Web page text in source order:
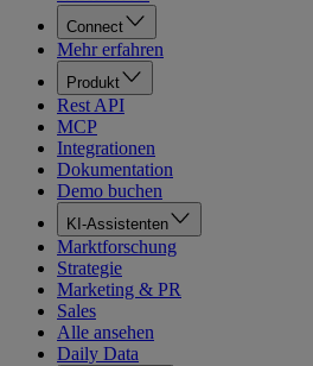
Connect
Mehr erfahren
Produkt
Rest API
MCP
Integrationen
Dokumentation
Demo buchen
KI-Assistenten
Marktforschung
Strategie
Marketing & PR
Sales
Alle ansehen
Daily Data